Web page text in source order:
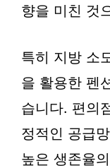
향을 미친 것
특히 지방 소
을 활용한 펜
습니다. 편의
정적인 공급
높은 생존율